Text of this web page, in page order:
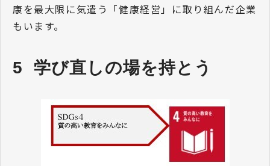
康を最大限に気遣う「健康経営」に取り組んだ企業
もいます。
5  学び直しの場を持とう